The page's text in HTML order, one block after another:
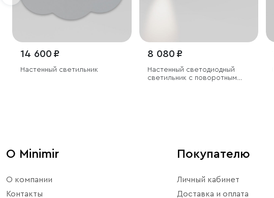
14 600 ₽
Настенный светильник
8 080 ₽
Настенный светодиодный
светильник с поворотным
О Minimir
О компании
Контакты
Покупателю
Личный кабинет
Доставка и оплата